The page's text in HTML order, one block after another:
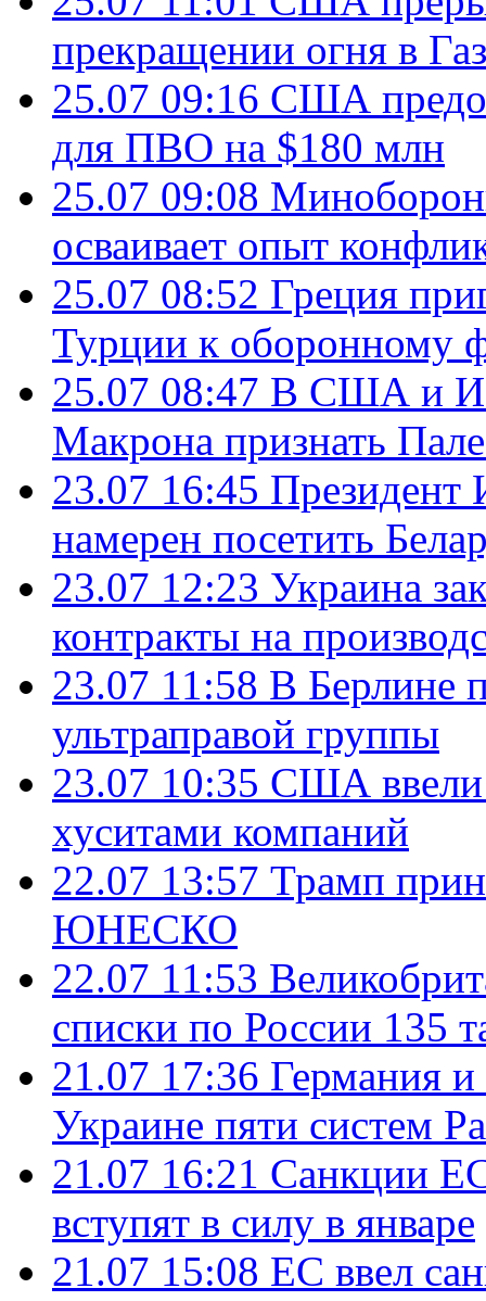
прекращении огня в
25.07 09:16 США
для ПВО на $180 млн
25.07 09:08
осваивает опыт
25.07 08:52 Греция
Турции к оборонному
25.07 08:47 В США и
Макрона признать
23.07 16:45 Президент
намерен посетить
23.07 12:23 Украина
контракты на
23.07 11:58 В Берлине
ультраправой группы
23.07 10:35 США ввели
хуситами компаний
22.07 13:57 Трамп
ЮНЕСКО
22.07 11:53
списки по России 135
21.07 17:36 Германия
Украине пяти систем
21.07 16:21 Санкции
вступят в силу в январе
21.07 15:08 ЕС ввел